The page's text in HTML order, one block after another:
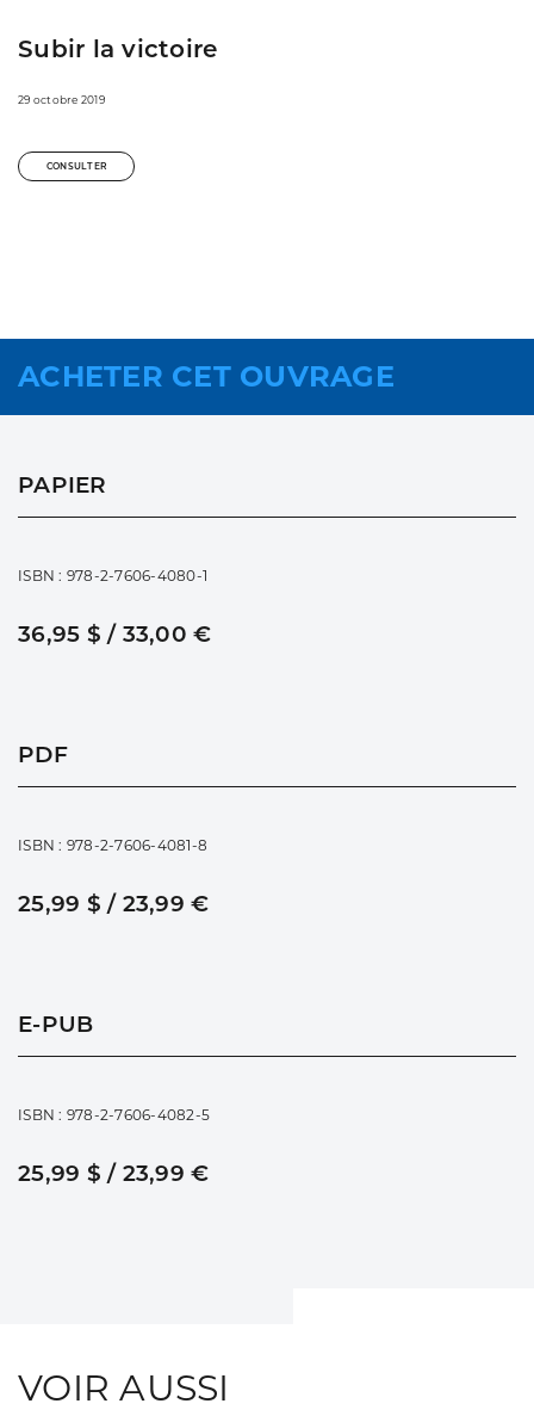
Subir la victoire
29 octobre 2019
CONSULTER
ACHETER CET OUVRAGE
PAPIER
ISBN : 978-2-7606-4080-1
36,95 $ / 33,00 €
PDF
ISBN : 978-2-7606-4081-8
25,99 $ / 23,99 €
E-PUB
ISBN : 978-2-7606-4082-5
25,99 $ / 23,99 €
VOIR AUSSI